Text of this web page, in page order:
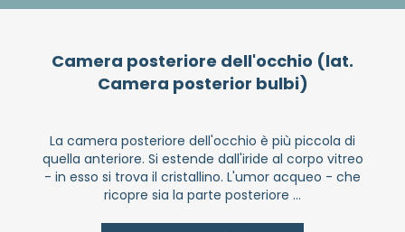
Camera posteriore dell'occhio (lat.
Camera posterior bulbi)
La camera posteriore dell'occhio è più piccola di
quella anteriore. Si estende dall'iride al corpo vitreo
- in esso si trova il cristallino. L'umor acqueo - che
ricopre sia la parte posteriore ...